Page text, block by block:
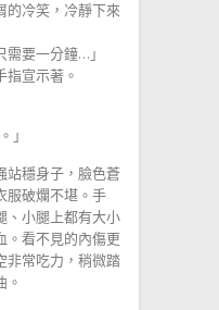
的冷笑，冷靜下來
需要一分鐘…」
指宣示著。
」
站穩身子，臉色蒼
服破爛不堪。手
、小腿上都有大小
。看不見的內傷更
非常吃力，稍微踏
。